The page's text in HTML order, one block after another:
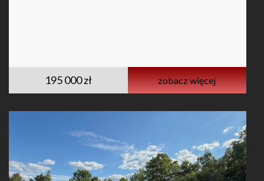
195 000 zł zobacz więcej